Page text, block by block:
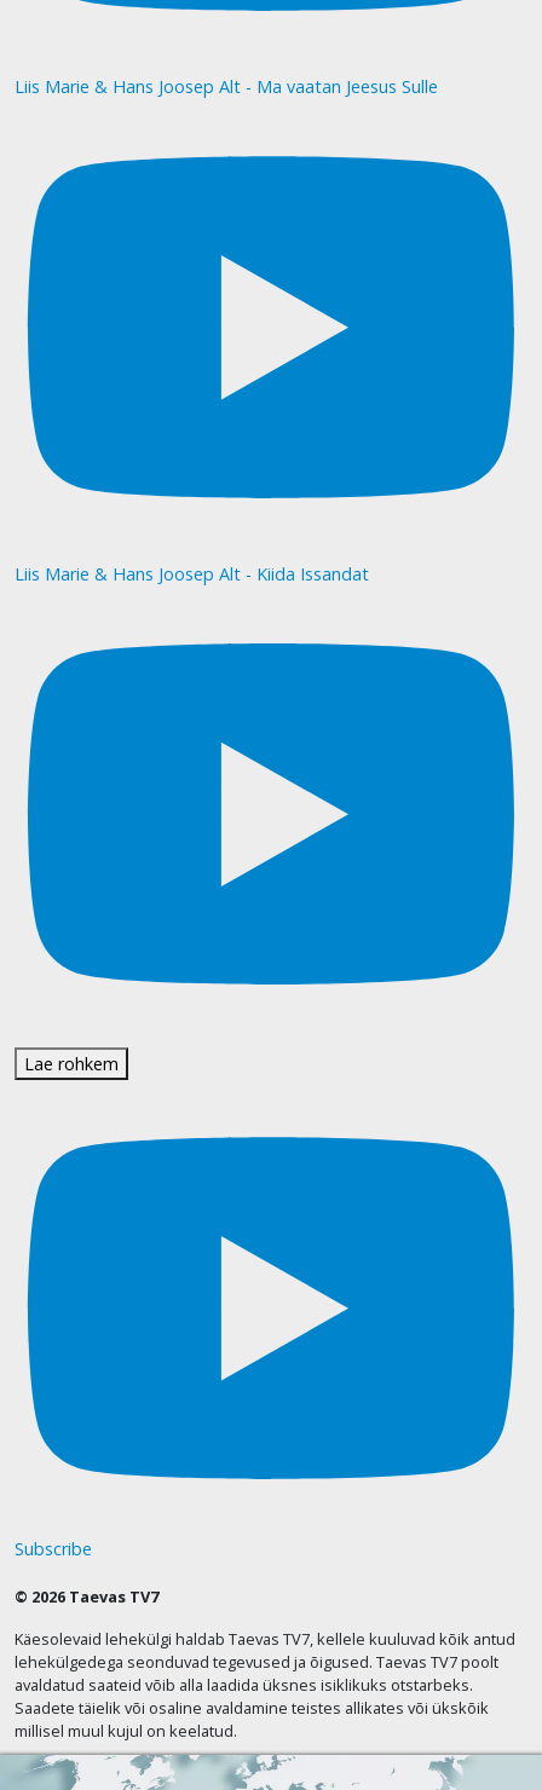
Liis Marie & Hans Joosep Alt - Ma vaatan Jeesus Sulle
Liis Marie & Hans Joosep Alt - Kiida Issandat
Lae rohkem
Subscribe
© 2026 Taevas TV7
Käesolevaid lehekülgi haldab Taevas TV7, kellele kuuluvad kõik antud
lehekülgedega seonduvad tegevused ja õigused. Taevas TV7 poolt
avaldatud saateid võib alla laadida üksnes isiklikuks otstarbeks.
Saadete täielik või osaline avaldamine teistes allikates või ükskõik
millisel muul kujul on keelatud.